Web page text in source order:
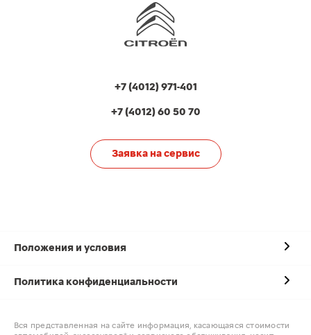
+7 (4012) 971-401
+7 (4012) 60 50 70
Заявка на сервис
Положения и условия
Политика конфиденциальности
Вся представленная на сайте информация, касающаяся стоимости